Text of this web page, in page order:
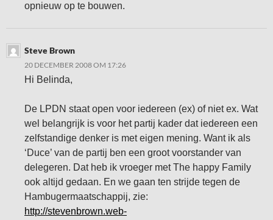
opnieuw op te bouwen.
Steve Brown
20 DECEMBER 2008 OM 17:26
Hi Belinda,
De LPDN staat open voor iedereen (ex) of niet ex. Wat
wel belangrijk is voor het partij kader dat iedereen een
zelfstandige denker is met eigen mening. Want ik als
‘Duce’ van de partij ben een groot voorstander van
delegeren. Dat heb ik vroeger met The happy Family
ook altijd gedaan. En we gaan ten strijde tegen de
Hambugermaatschappij, zie:
http://stevenbrown.web-